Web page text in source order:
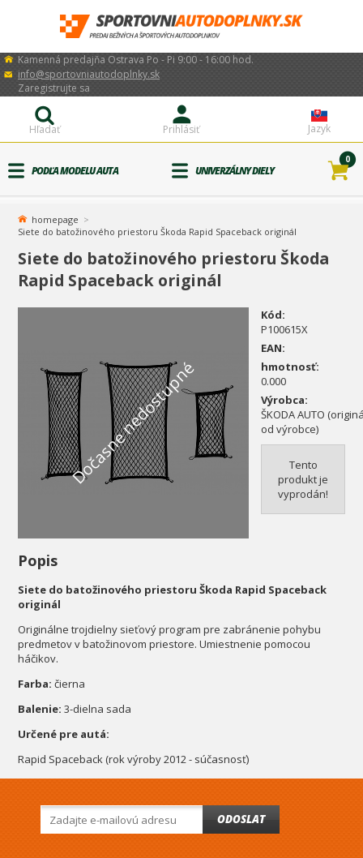
Kamenná predajňa Ostrava Po - Pi 9:00 - 16:00 hod.
info@sportovniautodoplnky.sk
Jazyk
Prihlásiť
Zaregistrujte sa
Hľadať
PODĽA MODELU AUTA UNIVERZÁLNY DIELY
0
homepage
Siete do batožinového priestoru Škoda Rapid Spaceback originál
Siete do batožinového priestoru Škoda
Rapid Spaceback originál
Dočasne nedostupné
Kód:
P100615X
EAN:
hmotnosť:
0.000
Výrobca:
ŠKODA AUTO
od výrobce)
Tento
produkt je
vyprodán!
Popis
Siete do batožinového priestoru Škoda Rapid Spaceback
originál
Originálne trojdielny sieťový program pre zabránenie pohybu
predmetov v batožinovom priestore. Umiestnenie pomocou
háčikov.
Farba: čierna
Balenie: 3-dielna sada
Určené pre autá:
Rapid Spaceback (rok výroby 2012 - súčasnosť)
ODOSLAT